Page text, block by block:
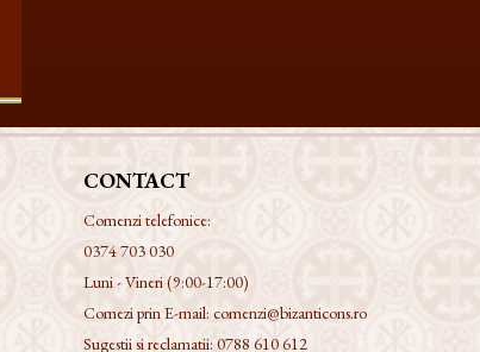
CONTACT
Comenzi telefonice:
0374 703 030
Luni - Vineri (9:00-17:00)
Comezi prin E-mail: comenzi@bizanticons.ro
Sugestii si reclamatii: 0788 610 612